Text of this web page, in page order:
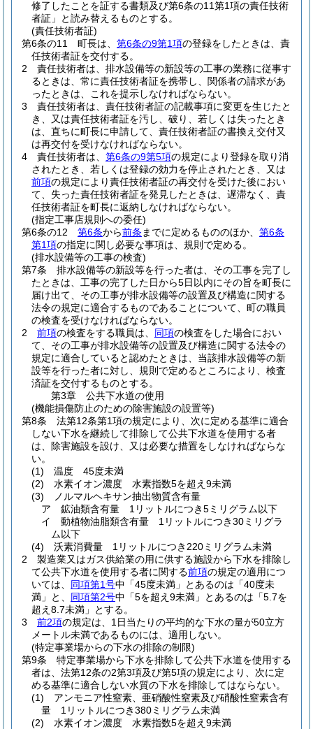
修了したことを証する書類及び第6条の11第1項の責任技術
者証」と読み替えるものとする。
(責任技術者証)
第6条の11
町長は、 第6条の9第1項の登録をしたときは、責
任技術者証を交付する。
2
責任技術者は、排水設備等の新設等の工事の業務に従事す
るときは、常に責任技術者証を携帯し、関係者の請求があ
ったときは、これを提示しなければならない。
3
責任技術者は、責任技術者証の記載事項に変更を生じたと
き、又は責任技術者証を汚し、破り、若しくは失ったとき
は、直ちに町長に申請して、責任技術者証の書換え交付又
は再交付を受けなければならない。
4
責任技術者は、 第6条の9第5項の規定により登録を取り消
されたとき、若しくは登録の効力を停止されたとき、又は
前項の規定により責任技術者証の再交付を受けた後におい
て、失った責任技術者証を発見したときは、遅滞なく、責
任技術者証を町長に返納しなければならない。
(指定工事店規則への委任)
第6条の12
第6条から前条 までに定めるもののほか、 第6条
第1項の指定に関し必要な事項は、規則で定める。
(排水設備等の工事の検査)
第7条
排水設備等の新設等を行った者は、その工事を完了し
たときは、工事の完了した日から5日以内にその旨を町長に
届け出て、その工事が排水設備等の設置及び構造に関する
法令の規定に適合するものであることについて、町の職員
の検査を受けなければならない。
2
前項の検査をする職員は、 同項の検査をした場合におい
て、その工事が排水設備等の設置及び構造に関する法令の
規定に適合していると認めたときは、当該排水設備等の新
設等を行った者に対し、規則で定めるところにより、検査
済証を交付するものとする。
第3章
公共下水道の使用
(機能損傷防止のための除害施設の設置等)
第8条
法第12条第1項の規定により、次に定める基準に適合
しない下水を継続して排除して公共下水道を使用する者
は、除害施設を設け、又は必要な措置をしなければならな
い。
(1)
温度 45度未満
(2)
水素イオン濃度 水素指数5を超え9未満
(3)
ノルマルヘキサン抽出物質含有量
ア
鉱油類含有量 1リットルにつき5ミリグラム以下
イ
動植物油脂類含有量 1リットルにつき30ミリグラ
ム以下
(4)
沃素消費量 1リットルにつき220ミリグラム未満
2
製造業又はガス供給業の用に供する施設から下水を排除し
て公共下水道を使用する者に関する前項の規定の適用につ
いては、 同項第1号中「45度未満」とあるのは「40度未
満」と、 同項第2号中「5を超え9未満」とあるのは「5.7を
超え8.7未満」とする。
3
前2項の規定は、1日当たりの平均的な下水の量が50立方
メートル未満であるものには、適用しない。
(特定事業場からの下水の排除の制限)
第9条
特定事業場から下水を排除して公共下水道を使用する
者は、法第12条の2第3項及び第5項の規定により、次に定
める基準に適合しない水質の下水を排除してはならない。
(1)
アンモニア性窒素、亜硝酸性窒素及び硝酸性窒素含有
量 1リットルにつき380ミリグラム未満
(2)
水素イオン濃度 水素指数5を超え9未満